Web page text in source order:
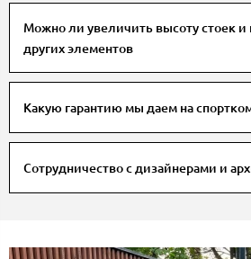
Можно ли увеличить высоту стоек и
других элементов
Какую гарантию мы даем на
Сотрудничество с дизайнерами и